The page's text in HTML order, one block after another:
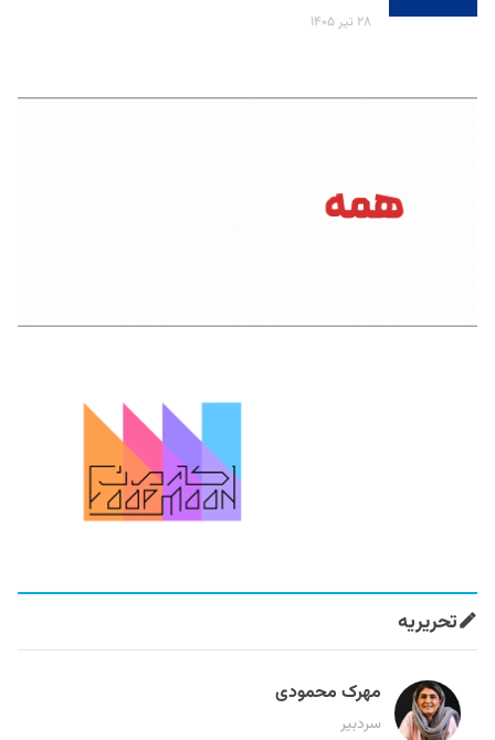
۲۸ تیر ۱۴۰۵
تحریریه
مهرک محمودی
سردبیر